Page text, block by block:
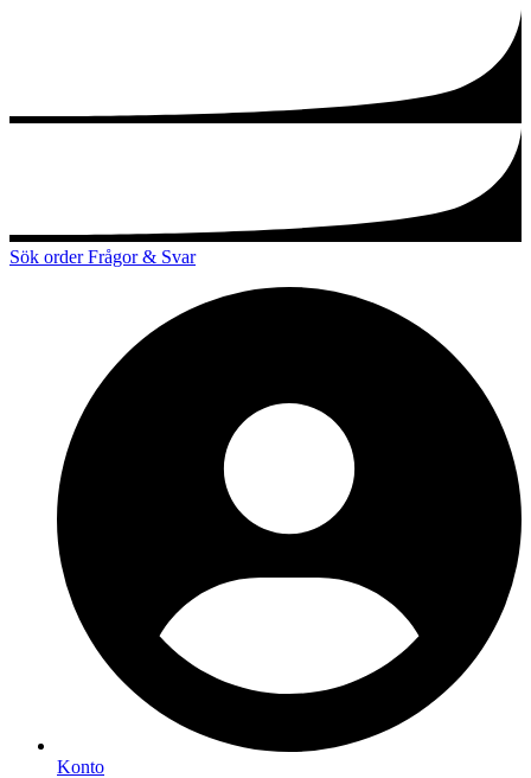
Sök orderFrågor & Svar
Konto